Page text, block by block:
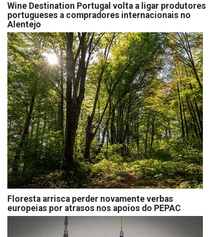
Wine Destination Portugal volta a ligar produtores
portugueses a compradores internacionais no
Alentejo
Floresta arrisca perder novamente verbas
europeias por atrasos nos apoios do PEPAC